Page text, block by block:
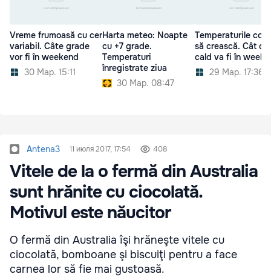
Vreme frumoasă cu cer
variabil. Câte grade
vor fi în weekend
30 Мар. 15:11
Harta meteo: Noapte
cu +7 grade.
Temperaturi
înregistrate ziua
30 Мар. 08:47
Temperaturile
să crească. Cât de
cald va fi în
29 Мар. 17:36
Antena3 11 июля 2017, 17:54 408
Vitele de la o fermă din Australia
sunt hrănite cu ciocolată.
Motivul este năucitor
O fermă din Australia îşi hrăneşte vitele cu
ciocolată, bomboane şi biscuiţi pentru a face
carnea lor să fie mai gustoasă.